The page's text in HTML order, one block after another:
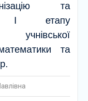
та
І етапу
учнівської
та